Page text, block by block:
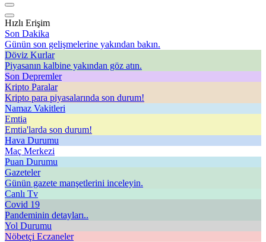
Hızlı Erişim
Son Dakika
Günün son gelişmelerine yakından bakın.
Döviz Kurlar
Piyasanın kalbine yakından göz atın.
Son Depremler
Kripto Paralar
Kripto para piyasalarında son durum!
Namaz Vakitleri
Emtia
Emtia'larda son durum!
Hava Durumu
Maç Merkezi
Puan Durumu
Gazeteler
Günün gazete manşetlerini inceleyin.
Canlı Tv
Covid 19
Pandeminin detayları..
Yol Durumu
Nöbetçi Eczaneler